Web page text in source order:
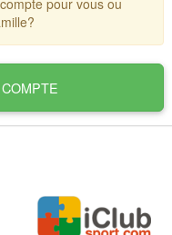
pour vous ou